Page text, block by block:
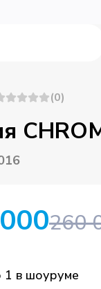
(0)
260
1 в шоуруме